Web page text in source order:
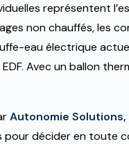
représentent
non chauffés, les
eau électrique
Avec un ballon
Autonomie
décider en toute